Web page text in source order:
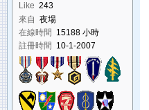
Like 243
來自 夜場
在線時間 15188 小時
註冊時間
10-1-2007